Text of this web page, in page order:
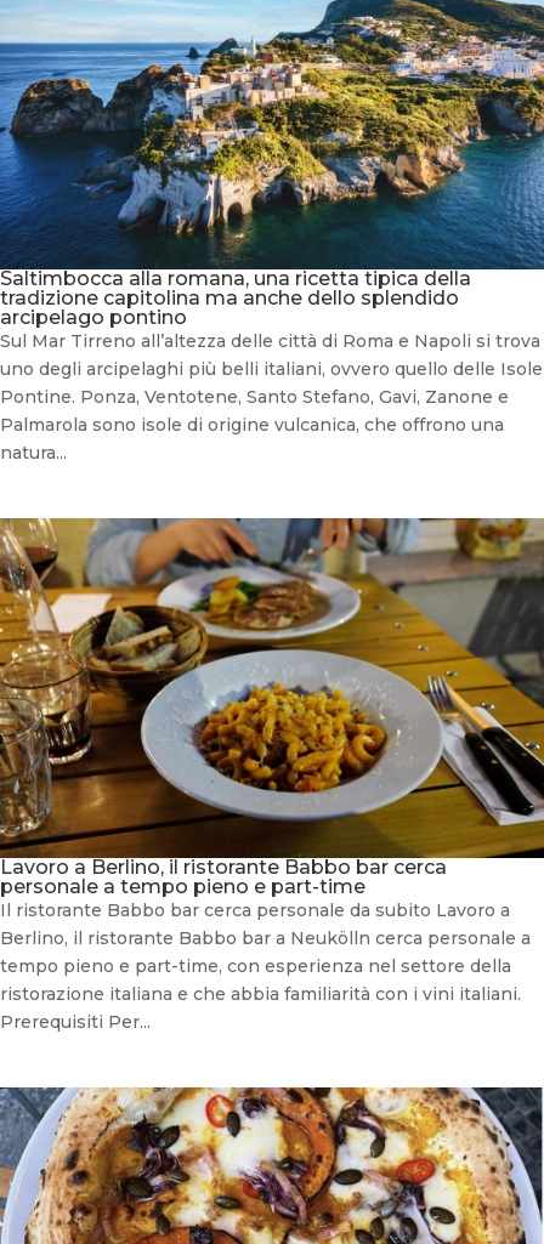
Saltimbocca alla romana, una ricetta tipica della
tradizione capitolina ma anche dello splendido
arcipelago pontino
Sul Mar Tirreno all’altezza delle città di Roma e Napoli si trova
uno degli arcipelaghi più belli italiani, ovvero quello delle Isole
Pontine. Ponza, Ventotene, Santo Stefano, Gavi, Zanone e
Palmarola sono isole di origine vulcanica, che offrono una
natura...
Lavoro a Berlino, il ristorante Babbo bar cerca
personale a tempo pieno e part-time
Il ristorante Babbo bar cerca personale da subito Lavoro a
Berlino, il ristorante Babbo bar a Neukölln cerca personale a
tempo pieno e part-time, con esperienza nel settore della
ristorazione italiana e che abbia familiarità con i vini italiani.
Prerequisiti Per...